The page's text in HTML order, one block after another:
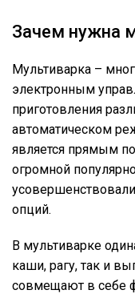
Зачем нужна
Мультиварка –
электронным
приготовления
автоматическом
является прямым
огромной
опций.
В мультиварке
каши, рагу, так и
совмещают в себе